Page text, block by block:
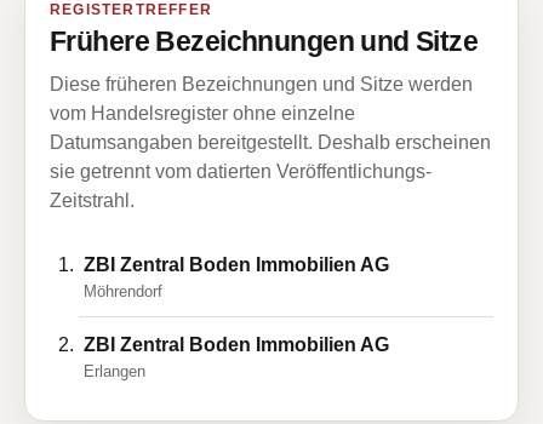
REGISTERTREFFER
Frühere Bezeichnungen und Sitze
Diese früheren Bezeichnungen und Sitze werden
vom Handelsregister ohne einzelne
Datumsangaben bereitgestellt. Deshalb erscheinen
sie getrennt vom datierten Veröffentlichungs-
Zeitstrahl.
ZBI Zentral Boden Immobilien AG
Möhrendorf
ZBI Zentral Boden Immobilien AG
Erlangen